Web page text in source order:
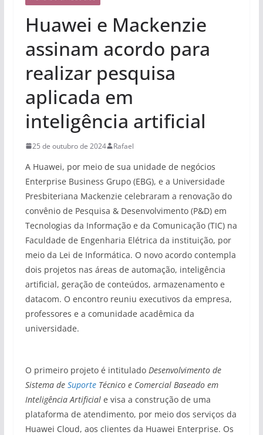
Huawei e Mackenzie
assinam acordo para
realizar pesquisa
aplicada em
inteligência artificial
25 de outubro de 2024 Rafael
A Huawei, por meio de sua unidade de negócios
Enterprise Business Grupo (EBG), e a Universidade
Presbiteriana Mackenzie celebraram a renovação do
convênio de Pesquisa & Desenvolvimento (P&D) em
Tecnologias da Informação e da Comunicação (TIC) na
Faculdade de Engenharia Elétrica da instituição, por
meio da Lei de Informática. O novo acordo contempla
dois projetos nas áreas de automação, inteligência
artificial, geração de conteúdos, armazenamento e
datacom. O encontro reuniu executivos da empresa,
professores e a comunidade acadêmica da
universidade.
O primeiro projeto é intitulado Desenvolvimento de
Sistema de SuporteTécnico e Comercial Baseado em
Inteligência Artificiale visa a construção de uma
plataforma de atendimento, por meio dos serviços da
Huawei Cloud, aos clientes da Huawei Enterprise. Os